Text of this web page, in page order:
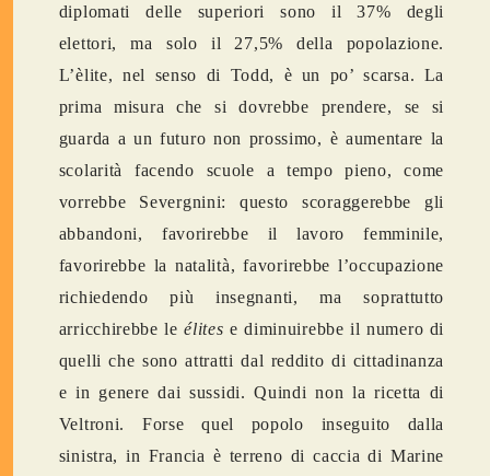
diplomati delle superiori sono il 37% degli
elettori, ma solo il 27,5% della popolazione.
L’èlite, nel senso di Todd, è un po’ scarsa. La
prima misura che si dovrebbe prendere, se si
guarda a un futuro non prossimo, è aumentare la
scolarità facendo scuole a tempo pieno, come
vorrebbe Severgnini: questo scoraggerebbe gli
abbandoni, favorirebbe il lavoro femminile,
favorirebbe la natalità, favorirebbe l’occupazione
richiedendo più insegnanti, ma soprattutto
arricchirebbe leélites e diminuirebbe il numero di
quelli che sono attratti dal reddito di cittadinanza
e in genere dai sussidi. Quindi non la ricetta di
Veltroni. Forse quel popolo inseguito dalla
sinistra, in Francia è terreno di caccia di Marine